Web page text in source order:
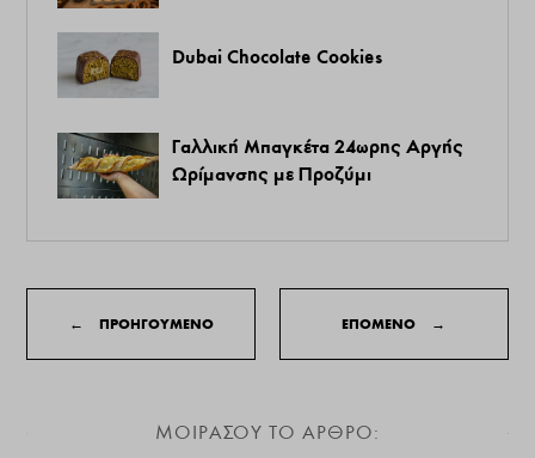
Dubai Chocolate Cookies
Γαλλική Μπαγκέτα 24ωρης Αργής
Ωρίμανσης με Προζύμι
← ΠΡΟΗΓΟΥΜΕΝΟ ΕΠΟΜΕΝΟ →
ΜΟΙΡΑΣΟΥ ΤΟ ΑΡΘΡΟ: